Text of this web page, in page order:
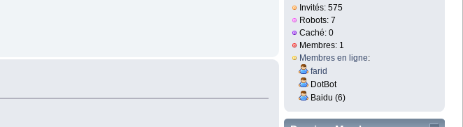
Invités: 575
Robots: 7
Caché: 0
Membres: 1
Membres en ligne:
farid
DotBot
Baidu (6)